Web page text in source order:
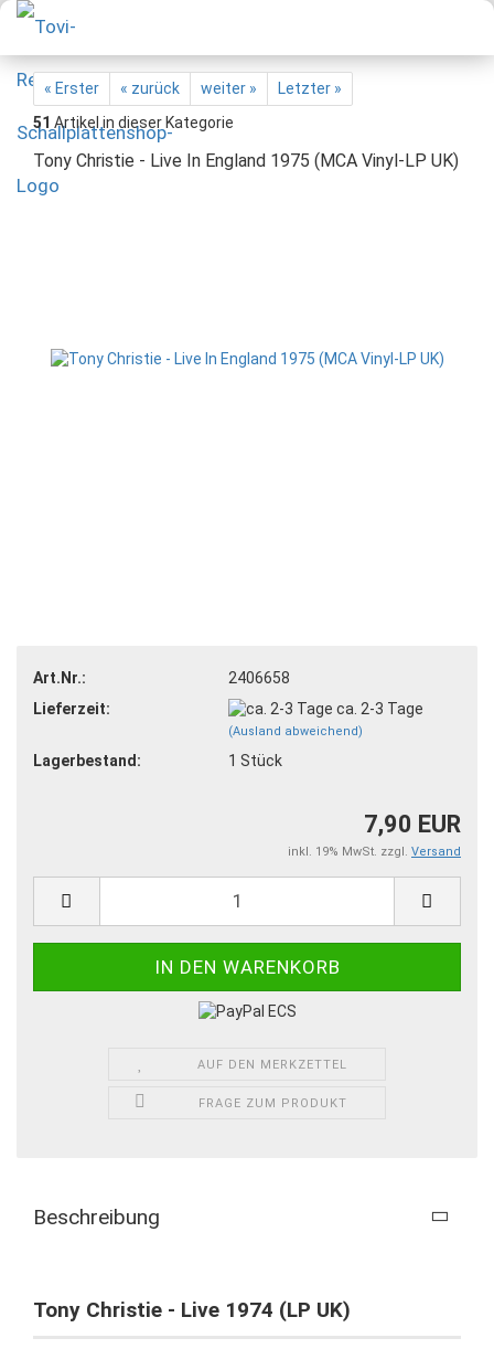
« Erster « zurück weiter »
Letzter »
51 Artikel in dieser Kategorie
Tony Christie - Live In England 1975 (MCA Vinyl-LP UK)
Art.Nr.:
2406658
Lieferzeit:
ca. 2-3 Tage
(Ausland abweichend)
Lagerbestand: 1 Stück
7,90 EUR
inkl. 19% MwSt. zzgl. Versand
AUF DEN MERKZETTEL
FRAGE ZUM PRODUKT
Beschreibung
Tony Christie - Live 1974 (LP UK)